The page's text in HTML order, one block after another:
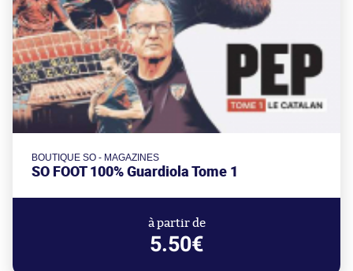
BOUTIQUE SO - MAGAZINES
SO FOOT 100% Guardiola Tome 1
à partir de
5.50€